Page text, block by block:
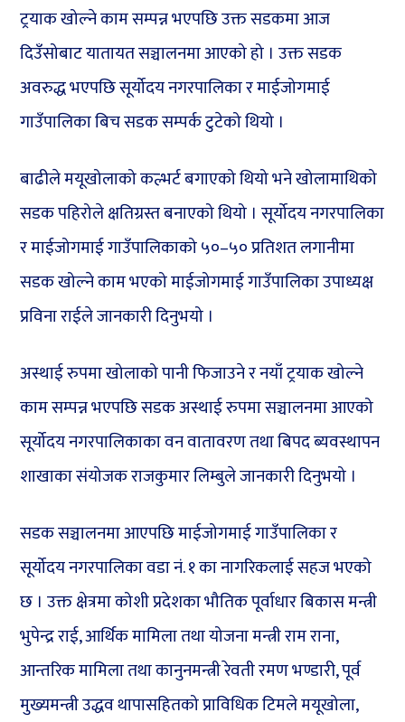
ट्रयाक खोल्ने काम सम्पन्न भएपछि उक्त सडकमा आज
दिउँसोबाट यातायत सञ्चालनमा आएको हो । उक्त सडक
अवरुद्ध भएपछि सूर्योदय नगरपालिका र माईजोगमाई
गाउँपालिका बिच सडक सम्पर्क टुटेको थियो ।
बाढीले मयूखोलाको कल्भर्ट बगाएको थियो भने खोलामाथिको
सडक पहिरोले क्षतिग्रस्त बनाएको थियो । सूर्योदय नगरपालिका
र माईजोगमाई गाउँपालिकाको ५०–५० प्रतिशत लगानीमा
सडक खोल्ने काम भएको माईजोगमाई गाउँपालिका उपाध्यक्ष
प्रविना राईले जानकारी दिनुभयो ।
अस्थाई रुपमा खोलाको पानी फिजाउने र नयाँ ट्रयाक खोल्ने
काम सम्पन्न भएपछि सडक अस्थाई रुपमा सञ्चालनमा आएको
सूर्योदय नगरपालिकाका वन वातावरण तथा बिपद ब्यवस्थापन
शाखाका संयोजक राजकुमार लिम्बुले जानकारी दिनुभयो ।
सडक सञ्चालनमा आएपछि माईजोगमाई गाउँपालिका र
सूर्योदय नगरपालिका वडा नं. १ का नागरिकलाई सहज भएको
छ । उक्त क्षेत्रमा कोशी प्रदेशका भौतिक पूर्वाधार बिकास मन्त्री
भुपेन्द्र राई, आर्थिक मामिला तथा योजना मन्त्री राम राना,
आन्तरिक मामिला तथा कानुनमन्त्री रेवती रमण भण्डारी, पूर्व
मुख्यमन्त्री उद्धव थापासहितको प्राविधिक टिमले मयूखोला,